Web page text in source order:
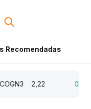
Recomendadas
2,22 0,91%